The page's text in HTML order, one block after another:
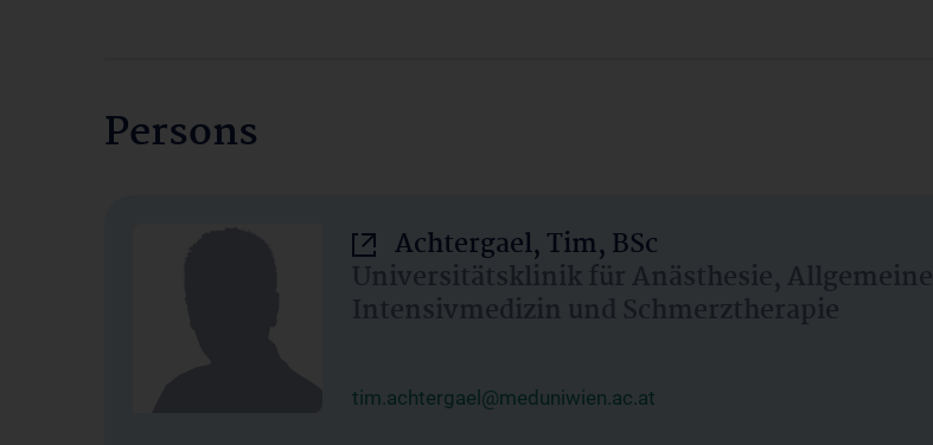
Persons
Achtergael, Tim, BSc
Universitätsklinik für Anästhesie, Allgemeine
Intensivmedizin und Schmerztherapie
tim.achtergael@meduniwien.ac.at